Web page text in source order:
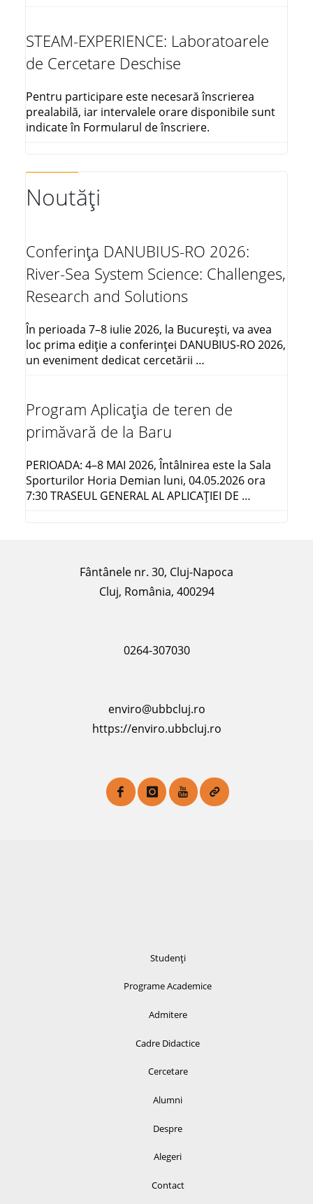
STEAM-EXPERIENCE: Laboratoarele
de Cercetare Deschise
Pentru participare este necesară înscrierea
prealabilă, iar intervalele orare disponibile sunt
indicate în Formularul de înscriere.
Noutăți
Conferința DANUBIUS-RO 2026:
River-Sea System Science: Challenges,
Research and Solutions
În perioada 7–8 iulie 2026, la București, va avea
loc prima ediție a conferinței DANUBIUS-RO 2026,
un eveniment dedicat cercetării …
Program Aplicația de teren de
primăvară de la Baru
PERIOADA: 4–8 MAI 2026, Întâlnirea este la Sala
Sporturilor Horia Demian luni, 04.05.2026 ora
7:30 TRASEUL GENERAL AL APLICAŢIEI DE …
Fântânele nr. 30, Cluj-Napoca
Cluj, România, 400294
0264-307030
enviro@ubbcluj.ro
https://enviro.ubbcluj.ro
Studenți
Programe Academice
Admitere
Cadre Didactice
Cercetare
Alumni
Despre
Alegeri
Contact